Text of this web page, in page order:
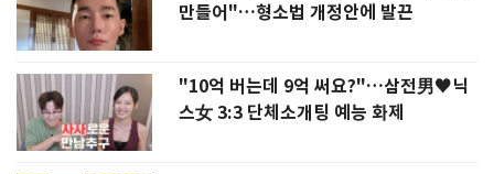
만들어"…형소법 개정안에 발끈
"10억 버는데 9억 써요?"…삼전男♥닉
스女 3:3 단체소개팅 예능 화제